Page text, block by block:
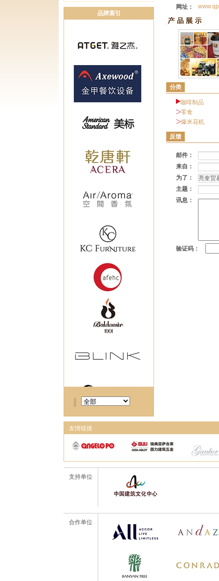
品牌索引
网址：
分类
咖啡制品
零食
爆米花机
反馈
邮件：
来自：
为了：
主题：
讯息：
验证码：
友情链接
支持单位
合作单位